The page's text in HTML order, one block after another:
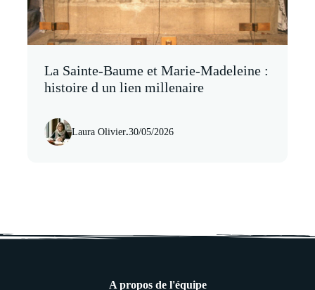
La Sainte-Baume et Marie-Madeleine :
histoire d un lien millenaire
Laura Olivier.30/05/2026
A propos de l'équipe